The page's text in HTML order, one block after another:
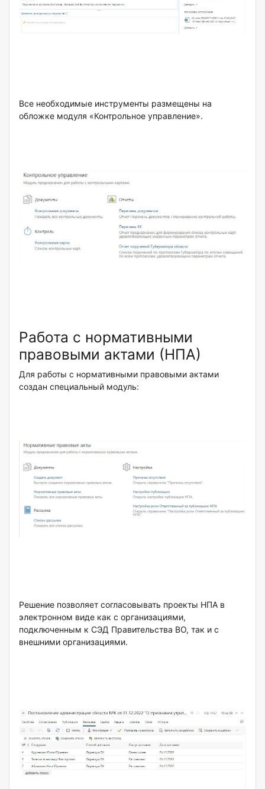
Все необходимые инструменты размещены на
обложке модуля «Контрольное управление».
Работа с нормативными
правовыми актами (НПА)
Для работы с нормативными правовыми актами
создан специальный модуль:
Решение позволяет согласовывать проекты НПА в
электронном виде как с организациями,
подключенным к СЭД Правительства ВО, так и с
внешними организациями.